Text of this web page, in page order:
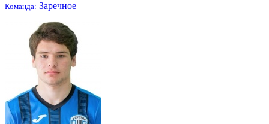
Команда: Заречное